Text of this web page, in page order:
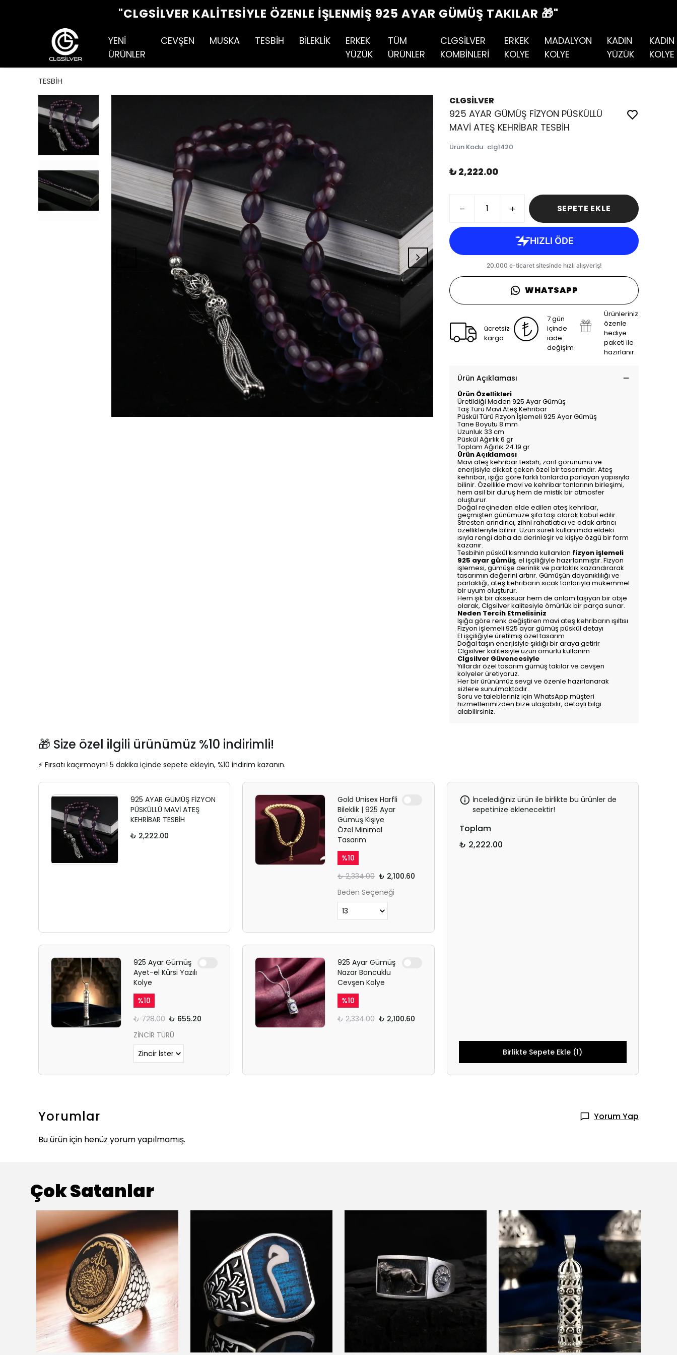
"CLGSILVER KALITESIYLE ÖZENLE İŞLENMIŞ 925 AYAR GÜMÜŞ TAKILAR 🎁"
YENİ
ÜRÜNLER
CEVŞEN MUSKA TESBİH BİLEKLİK
ERKEK
YÜZÜK
TÜM
ÜRÜNLER
CLGSİLVER
KOMBİNLERİ
ERKEK
KOLYE
MADALYON
KOLYE
KADIN
YÜZÜK
KADIN
KOLYE
TESBİH
CLGSİLVER
925 AYAR GÜMÜŞ FİZYON PÜSKÜLLÜ
MAVİ ATEŞ KEHRİBAR TESBİH
Ürün Kodu: clg1420
₺ 2,222.00
SEPETE EKLE
WHATSAPP
ücretsiz
kargo
7 gün
içinde
iade
değişim
Ürünleriniz
özenle
hediye
paketi ile
hazırlanır.
Ürün Açıklaması
Ürün Özellikleri
Üretildiği Maden 925 Ayar Gümüş
Taş Türü Mavi Ateş Kehribar
Püskül Türü Fizyon İşlemeli 925 Ayar Gümüş
Tane Boyutu 8 mm
Uzunluk 33 cm
Püskül Ağırlık 6 gr
Toplam Ağırlık 24.19 gr
Ürün Açıklaması
Mavi ateş kehribar tesbih, zarif görünümü ve
enerjisiyle dikkat çeken özel bir tasarımdır. Ateş
kehribar, ışığa göre farklı tonlarda parlayan yapısıyla
bilinir. Özellikle mavi ve kehribar tonlarının birleşimi,
hem asil bir duruş hem de mistik bir atmosfer
oluşturur.
Doğal reçineden elde edilen ateş kehribar,
geçmişten günümüze şifa taşı olarak kabul edilir.
Stresten arındırıcı, zihni rahatlatıcı ve odak artırıcı
özellikleriyle bilinir. Uzun süreli kullanımda eldeki
ısıyla rengi daha da derinleşir ve kişiye özgü bir form
kazanır.
Tesbihin püskül kısmında kullanılan fizyon işlemeli
925 ayar gümüş, el işçiliğiyle hazırlanmıştır. Fizyon
işlemesi, gümüşe derinlik ve parlaklık kazandırarak
tasarımın değerini artırır. Gümüşün dayanıklılığı ve
parlaklığı, ateş kehribarın sıcak tonlarıyla mükemmel
bir uyum oluşturur.
Hem şık bir aksesuar hem de anlam taşıyan bir obje
olarak, Clgsilver kalitesiyle ömürlük bir parça sunar.
Neden Tercih Etmelisiniz
Işığa göre renk değiştiren mavi ateş kehribarın ışıltısı
Fizyon işlemeli 925 ayar gümüş püskül detayı
El işçiliğiyle üretilmiş özel tasarım
Doğal taşın enerjisiyle şıklığı bir araya getirir
Clgsilver kalitesiyle uzun ömürlü kullanım
Clgsilver Güvencesiyle
Yıllardır özel tasarım gümüş takılar ve cevşen
kolyeler üretiyoruz.
Her bir ürünümüz sevgi ve özenle hazırlanarak
sizlere sunulmaktadır.
Soru ve talebleriniz için WhatsApp müşteri
hizmetlerimizden bize ulaşabilir, detaylı bilgi
alabilirsiniz.
🎁 Size özel ilgili ürünümüz %10 indirimli!
⚡ Fırsatı kaçırmayın! 5 dakika içinde sepete ekleyin, %10 indirim kazanın.
925 AYAR GÜMÜŞ FİZYON
PÜSKÜLLÜ MAVİ ATEŞ
KEHRİBAR TESBİH
₺ 2,222.00
Gold Unisex Harfli
Bileklik | 925 Ayar
Gümüş Kişiye
Özel Minimal
Tasarım
%10
₺ 2,334.00 ₺ 2,100.60
Beden Seçeneği
925 Ayar Gümüş
Ayet-el Kürsi Yazılı
Kolye
%10
₺ 728.00 ₺ 655.20
ZİNCİR TÜRÜ
925 Ayar Gümüş
Nazar Boncuklu
Cevşen Kolye
%10
₺ 2,334.00 ₺ 2,100.60
İncelediğiniz ürün ile birlikte bu ürünler de
sepetinize eklenecektir!
Toplam
₺ 2,222.00
Birlikte Sepete Ekle (1)
Yorumlar
Yorum Yap
Bu ürün için henüz yorum yapılmamış.
Çok Satanlar